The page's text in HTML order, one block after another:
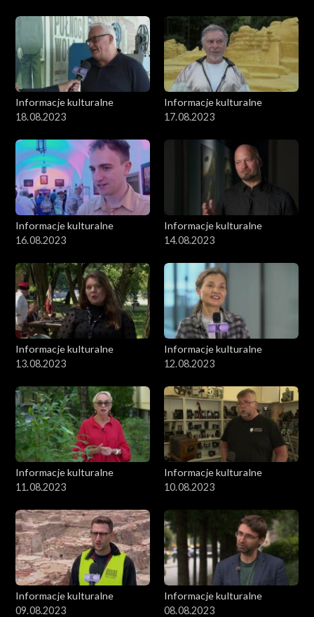
Informacje kulturalne
18.08.2023
Informacje kulturalne
17.08.2023
Informacje kulturalne
16.08.2023
Informacje kulturalne
14.08.2023
Informacje kulturalne
13.08.2023
Informacje kulturalne
12.08.2023
Informacje kulturalne
11.08.2023
Informacje kulturalne
10.08.2023
Informacje kulturalne
09.08.2023
Informacje kulturalne
08.08.2023